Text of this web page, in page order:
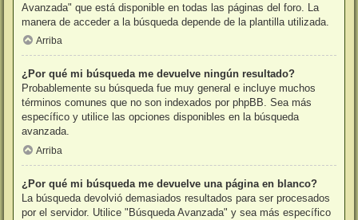
Avanzada" que está disponible en todas las páginas del foro. La
manera de acceder a la búsqueda depende de la plantilla utilizada.
Arriba
¿Por qué mi búsqueda me devuelve ningún resultado?
Probablemente su búsqueda fue muy general e incluye muchos
términos comunes que no son indexados por phpBB. Sea más
específico y utilice las opciones disponibles en la búsqueda
avanzada.
Arriba
¿Por qué mi búsqueda me devuelve una página en blanco?
La búsqueda devolvió demasiados resultados para ser procesados
por el servidor. Utilice "Búsqueda Avanzada" y sea más específico